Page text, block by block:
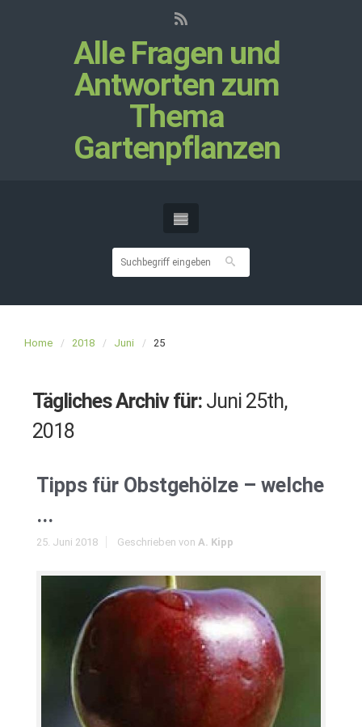
Alle Fragen und
Antworten zum
Thema
Gartenpflanzen
Home 2018 Juni 25
Tägliches Archiv für: Juni 25th,
2018
Tipps für Obstgehölze – welche
...
25. Juni 2018 Geschrieben von A. Kipp